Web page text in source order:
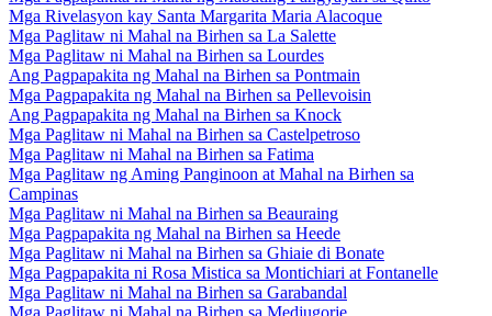
Mga Rivelasyon kay Santa Margarita Maria Alacoque
Mga Paglitaw ni Mahal na Birhen sa La Salette
Mga Paglitaw ni Mahal na Birhen sa Lourdes
Ang Pagpapakita ng Mahal na Birhen sa Pontmain
Mga Pagpapakita ng Mahal na Birhen sa Pellevoisin
Ang Pagpapakita ng Mahal na Birhen sa Knock
Mga Paglitaw ni Mahal na Birhen sa Castelpetroso
Mga Paglitaw ni Mahal na Birhen sa Fatima
Mga Paglitaw ng Aming Panginoon at Mahal na Birhen sa
Campinas
Mga Paglitaw ni Mahal na Birhen sa Beauraing
Mga Pagpapakita ng Mahal na Birhen sa Heede
Mga Paglitaw ni Mahal na Birhen sa Ghiaie di Bonate
Mga Pagpapakita ni Rosa Mistica sa Montichiari at Fontanelle
Mga Paglitaw ni Mahal na Birhen sa Garabandal
Mga Paglitaw ni Mahal na Birhen sa Medjugorje